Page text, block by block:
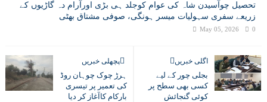
تحصیل چوآسیدن شاہ کی عوام کوجلد ہی بڑی اورآرام دہ گاڑیوں کے
زریعے سفری سہولیات میسر ہونگی، صوفی مشتاق بھٹی
May 05, 2026 0
اگلی خبریں
بجلی چور کے لیے
کسی بھی سطح پر
کوئی گنجائش
پچھلی خبریں
ہرڑ چوک چوہان روڈ
کی تعمیر پر تیسری
بارکام کاآغاز کر دیا